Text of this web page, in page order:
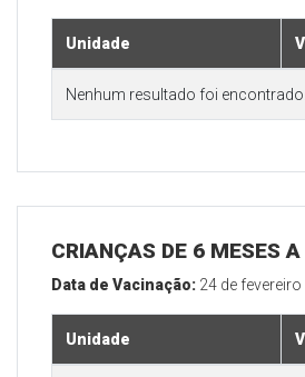
Unidade
Nenhum resultado foi encontrado.
CRIANÇAS DE 6 MESES
Data de Vacinação: 24 de fevereiro
Unidade